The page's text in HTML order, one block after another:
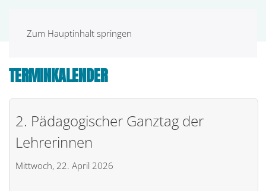
Zum Hauptinhalt springen
TERMINKALENDER
2. Pädagogischer Ganztag der
Lehrerinnen
Mittwoch, 22. April 2026